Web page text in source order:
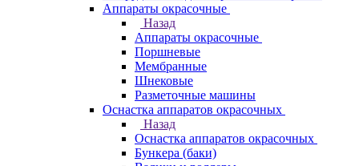
Аппараты окрасочные
Назад
Аппараты окрасочные
Поршневые
Мембранные
Шнековые
Разметочные машины
Оснастка аппаратов окрасочных
Назад
Оснастка аппаратов окрасочных
Бункера (баки)